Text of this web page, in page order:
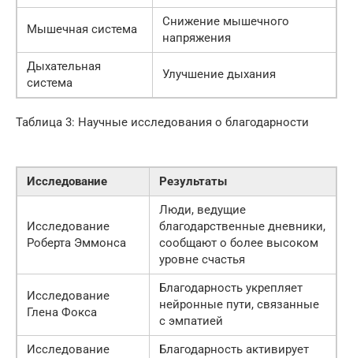
Мышечная система
Снижение мышечного
напряжения
Дыхательная
система
Улучшение дыхания
Таблица 3: Научные исследования о благодарности
Исследование Результаты
Исследование
Роберта Эммонса
Люди, ведущие
благодарственные дневники,
сообщают о более высоком
уровне счастья
Исследование
Глена Фокса
Благодарность укрепляет
нейронные пути, связанные
с эмпатией
Исследование
Благодарность активирует